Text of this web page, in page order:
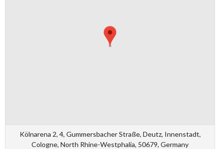
Kölnarena 2, 4, Gummersbacher Straße, Deutz, Innenstadt,
Cologne, North Rhine-Westphalia, 50679, Germany